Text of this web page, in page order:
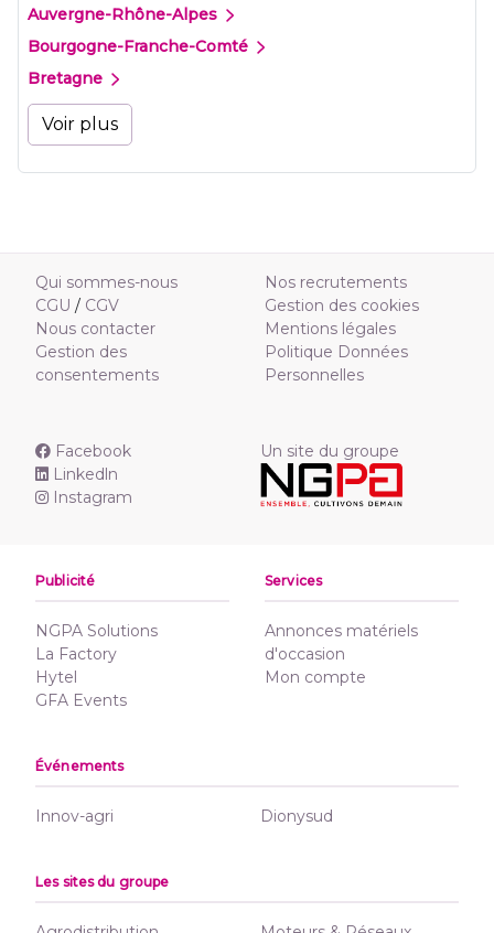
Auvergne-Rhône-Alpes
Bourgogne-Franche-Comté
Bretagne
Voir plus
Qui sommes-nous
CGU / CGV
Nous contacter
Gestion des
consentements
Nos recrutements
Gestion des cookies
Mentions légales
Politique Données
Personnelles
Facebook
Linkedln
Instagram
Un site du groupe
Publicité
NGPA Solutions
La Factory
Hytel
GFA Events
Services
Annonces matériels
d'occasion
Mon compte
Événements
Innov-agri Dionysud
Les sites du groupe